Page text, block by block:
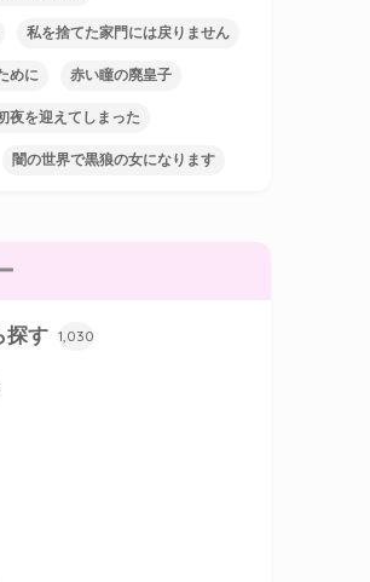
私を捨てた家門には戻りません
めに 赤い瞳の廃皇子
夜を迎えてしまった
闇の世界で黒狼の女になります
探す 1,030